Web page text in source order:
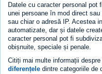
Datele cu caracter personal pot
unei persoane în mod direct
sau chiar o adresă IP. Acestea
automatizate, dar și datele
caracter personal pot fi
obișnuite, speciale și penale.
Citiți mai multe informații despre
diferențele dintre categoriile de